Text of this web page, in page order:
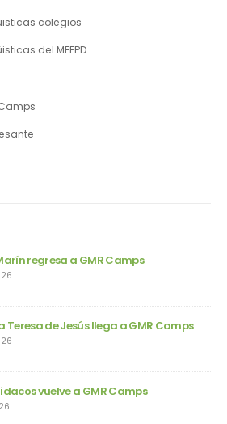
colegios
del MEFPD
regresa a GMR Camps
Teresa de Jesús llega a GMR Camps
vuelve a GMR Camps